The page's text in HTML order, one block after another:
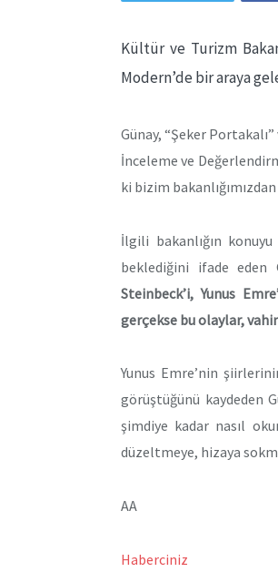
Kültür ve Turizm
Modern’de bir araya
Günay, “Şeker
İnceleme ve
ki bizim
İlgili bakanlığın
beklediğini ifade eden
Steinbeck’i, Yunus
gerçekse bu olaylar,
Yunus Emre’nin
görüştüğünü kaydeden
şimdiye kadar nasıl
düzeltmeye, hizaya
AA
Haberciniz